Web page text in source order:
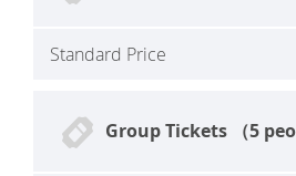
Standard Price
Group Tickets （5